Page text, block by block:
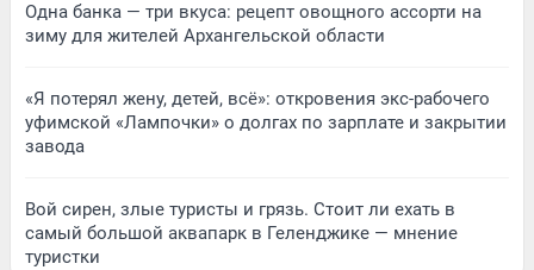
Одна банка — три вкуса: рецепт овощного ассорти на
зиму для жителей Архангельской области
«Я потерял жену, детей, всё»: откровения экс-рабочего
уфимской «Лампочки» о долгах по зарплате и закрытии
завода
Вой сирен, злые туристы и грязь. Стоит ли ехать в
самый большой аквапарк в Геленджике — мнение
туристки